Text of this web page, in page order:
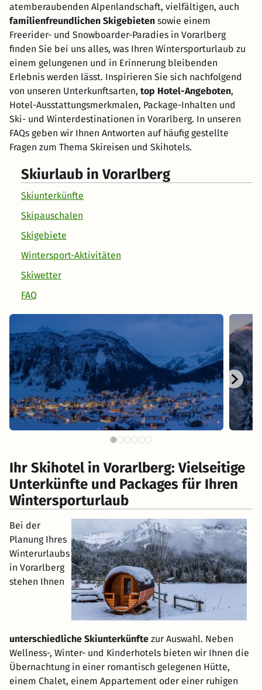
atemberaubenden Alpenlandschaft, vielfältigen, auch
familienfreundlichen Skigebieten sowie einem
Freerider- und Snowboarder-Paradies in Vorarlberg
finden Sie bei uns alles, was Ihren Wintersporturlaub zu
einem gelungenen und in Erinnerung bleibenden
Erlebnis werden lässt. Inspirieren Sie sich nachfolgend
von unseren Unterkunftsarten, top Hotel-Angeboten,
Hotel-Ausstattungsmerkmalen, Package-Inhalten und
Ski- und Winterdestinationen in Vorarlberg. In unseren
FAQs geben wir Ihnen Antworten auf häufig gestellte
Fragen zum Thema Skireisen und Skihotels.
Skiurlaub in Vorarlberg
Skiunterkünfte
Skipauschalen
Skigebiete
Wintersport-Aktivitäten
Skiwetter
FAQ
Ihr Skihotel in Vorarlberg: Vielseitige
Unterkünfte und Packages für Ihren
Wintersporturlaub
Bei der
Planung Ihres
Winterurlaubs
in Vorarlberg
stehen Ihnen
unterschiedliche Skiunterkünfte zur Auswahl. Neben
Wellness-, Winter- und Kinderhotels bieten wir Ihnen die
Übernachtung in einer romantisch gelegenen Hütte,
einem Chalet, einem Appartement oder einer ruhigen